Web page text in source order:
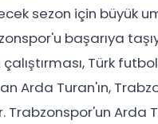
sezon için büyük
başarıya
Türk
Arda Turan'ın,
Trabzonspor'un